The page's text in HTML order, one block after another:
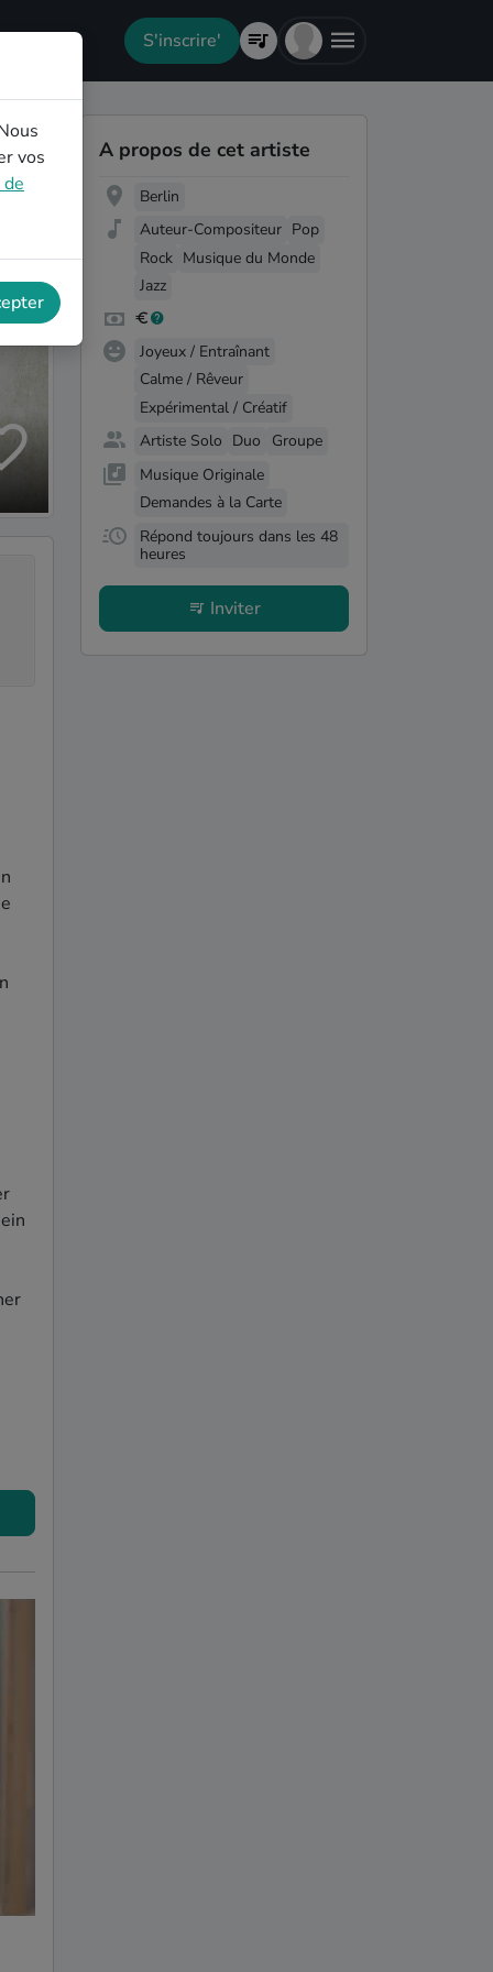
S'inscrire'
A propos de cet artiste
Berlin
Auteur-Compositeur Pop
Rock Musique du Monde
Jazz
Joyeux / Entraînant
Calme / Rêveur
Expérimental / Créatif
Artiste Solo Duo
Groupe
Musique Originale
Demandes à la Carte
Répond toujours dans les 48
heures
Inviter
vos